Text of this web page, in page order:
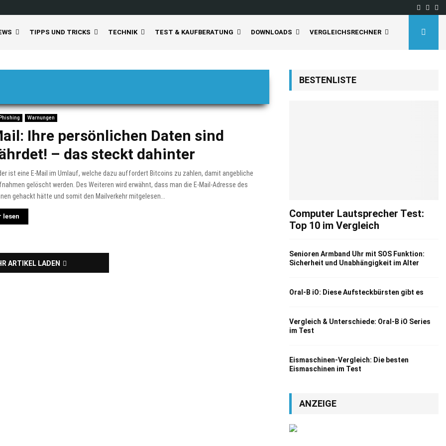
TIPPS UND TRICKS TECHNIK TEST & KAUFBERATUNG DOWNLOADS VERGLEICHSRECHNER
Warnungen
Ihre persönlichen Daten sind
– das steckt dahinter
ist eine E-Mail im Umlauf, welche dazu auffordert Bitcoins zu zahlen, damit angebliche
gelöscht werden. Des Weiteren wird erwähnt, dass man die E-Mail-Adresse des
gehackt hätte und somit den Mailverkehr mitgelesen...
lesen
ARTIKEL LADEN
BESTENLISTE
Computer Lautsprecher Test:
Top 10 im Vergleich
Senioren Armband Uhr mit SOS Funktion:
Sicherheit und Unabhängigkeit im Alter
Oral-B iO: Diese Aufsteckbürsten gibt es
Vergleich & Unterschiede: Oral-B iO Series
im Test
Eismaschinen-Vergleich: Die besten
Eismaschinen im Test
ANZEIGE